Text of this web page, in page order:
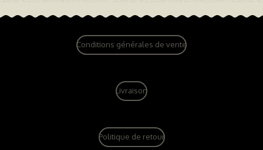
Conditions générales de vente
Livraison
Politique de retour